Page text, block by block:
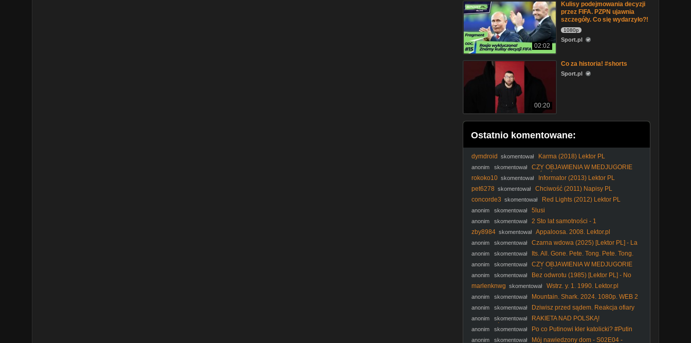
02:02
Kulisy podejmowania decyzji
przez FIFA. PZPN ujawnia
szczegóły. Co się wydarzyło?!
1080p
Sport.pl
00:20
Co za historia! #shorts
Sport.pl
Ostatnio komentowane:
dymdroid skomentował Karma (2018) Lektor PL
anonim skomentował
CZY OBJAWIENIA W MEDJUGORIE
SĄ UZNANE PRZEZ KOŚCIÓŁ? Nie obejrzałeś całego, nie
rokoko10 skomentował
Informator (2013) Lektor PL
pet6278 skomentował
Chciwość (2011) Napisy PL
concorde3 skomentował Red Lights (2012) Lektor PL
anonim skomentował 5lusi
anonim skomentował
2 Sto lat samotności - 1
zby8984 skomentował Appaloosa. 2008. Lektor.pl
anonim skomentował
Czarna wdowa (2025) [Lektor PL] - La
viuda negra
anonim skomentował
Its. All. Gone. Pete. Tong. Pete. Tong.
Historia. Głuchego. Didżeja. 2004. Lektor.pl
anonim skomentował
CZY OBJAWIENIA W MEDJUGORIE
SĄ UZNANE PRZEZ KOŚCIÓŁ? Nie obejrzałeś całego, nie
anonim skomentował
Bez odwrotu (1985) [Lektor PL] - No
Retreat, No Surrender
marlenknwg skomentował Wstrz. y. 1. 1990. Lektor.pl
anonim skomentował Mountain. Shark. 2024. 1080p. WEB 2
anonim skomentował
Dziwisz przed sądem. Reakcja ofiary
księdza I IPP
anonim skomentował
RAKIETA NAD POLSKĄ!
PRZERAŻAJĄCA NIEKOMPETENCJA RZĄDU
anonim skomentował
Po co Putinowi kler katolicki? #Putin
#Rosja #kler #katokomuna #polityka
anonim skomentował Mój nawiedzony dom - S02E04 -